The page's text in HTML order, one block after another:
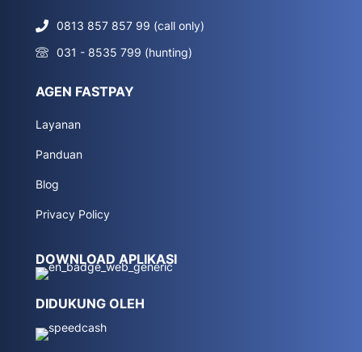
0813 857 857 99 (call only)
031 - 8535 799 (hunting)
AGEN FASTPAY
Layanan
Panduan
Blog
Privacy Policy
DOWNLOAD APLIKASI
DIDUKUNG OLEH